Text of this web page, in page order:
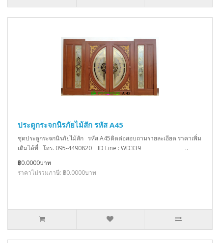
ประตูกระจกนิรภัยไม้สัก รหัส A45
ชุดประตูกระจกนิรภัยไม้สัก รหัส A45ติดต่อสอบถามรายละเอียด ราคาเพิ่ม
เติมได้ที่ โทร. 095-4490820 ID Line : WD339 ..
฿0.0000บาท
ราคาไม่รวมภาษี: ฿0.0000บาท